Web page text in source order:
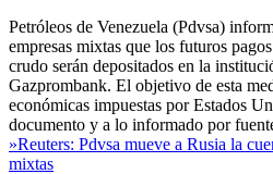
Petróleos de Venezuela (Pdvsa)
empresas mixtas que los futuros
crudo serán depositados en la
Gazprombank. El objetivo de esta
económicas impuestas por Estados
documento y a lo informado por
»Reuters: Pdvsa mueve a Rusia la
mixtas